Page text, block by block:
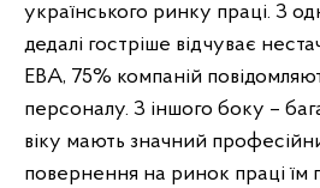
українського ринку праці. З
дедалі гостріше відчуває
EBA, 75% компаній
персоналу. З іншого боку –
віку мають значний
повернення на ринок праці їм